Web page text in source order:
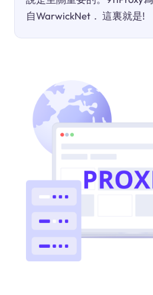
自WarwickNet． 這裏就是!